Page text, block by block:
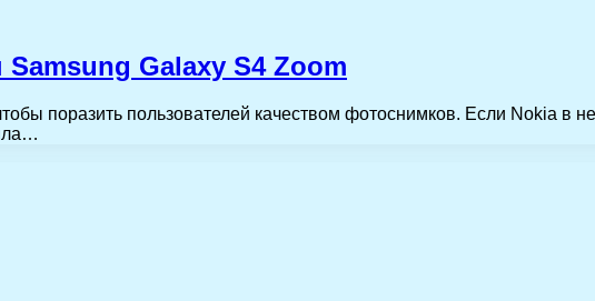
Galaxy S4 Zoom
поразить пользователей качеством фотоснимков. Если Nokia в